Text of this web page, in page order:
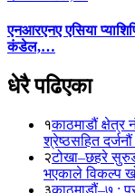
एनआरएनए एसिया
कंडेल,…
धेरै पढिएका
१काठमाडौं क्षेत्र
श्रेष्ठसहित
२टोखा–छहरे
भएकाले विकल्प
३काठमाडौं–७ :